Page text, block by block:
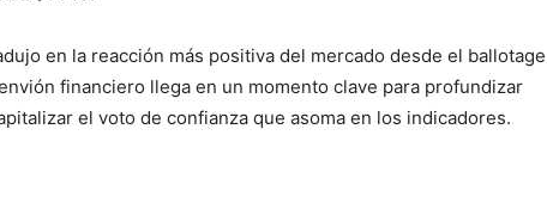
en la reacción más positiva del mercado desde el ballotage
financiero llega en un momento clave para profundizar
el voto de confianza que asoma en los indicadores.